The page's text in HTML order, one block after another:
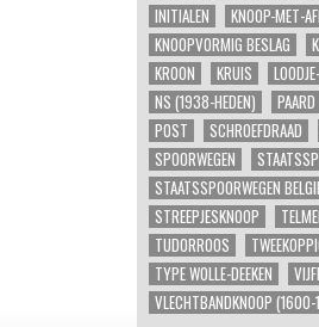
INITIALEN
KNOOP-MET-
KNOOPVORMIG BESLAG
KROON
KRUIS
NS (1938-HEDEN)
PAARD
POST
SCHROEFDRAAD
SPOORWEGEN
STAATSSPOORWEGEN
STREEPJESKNOOP
TUDORROOS
TYPE WOLLE-DEEKEN
VLECHTBANDKNOOP